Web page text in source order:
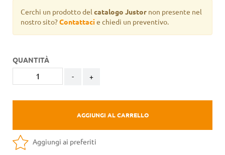
Cerchi un prodotto del catalogo Justor non presente nel
nostro sito?Contattacie chiedi un preventivo.
QUANTITÀ
- +
AGGIUNGI AL CARRELLO
Aggiungi ai preferiti